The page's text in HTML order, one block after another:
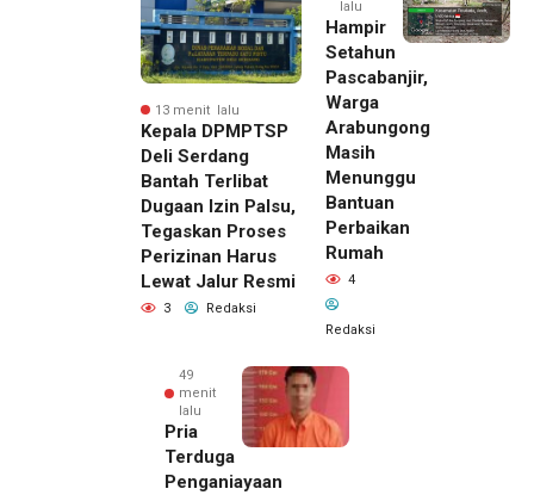
13 menit lalu
Kepala DPMPTSP
Deli Serdang
Bantah Terlibat
Dugaan Izin Palsu,
Tegaskan Proses
Perizinan Harus
Lewat Jalur Resmi
3 Redaksi
lalu
Hampir
Setahun
Pascabanjir,
Warga
Arabungong
Masih
Menunggu
Bantuan
Perbaikan
Rumah
4
Redaksi
49
menit
lalu
Pria
Terduga
Penganiayaan